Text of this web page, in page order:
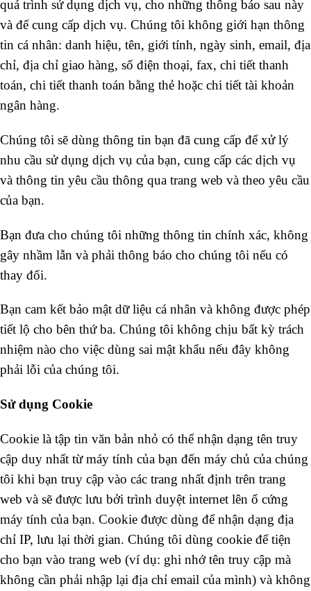
quá trình sử dụng dịch vụ, cho những thông báo sau này
và để cung cấp dịch vụ. Chúng tôi không giới hạn thông
tin cá nhân: danh hiệu, tên, giới tính, ngày sinh, email, địa
chỉ, địa chỉ giao hàng, số điện thoại, fax, chi tiết thanh
toán, chi tiết thanh toán bằng thẻ hoặc chi tiết tài khoản
ngân hàng.
Chúng tôi sẽ dùng thông tin bạn đã cung cấp để xử lý
nhu cầu sử dụng dịch vụ của bạn, cung cấp các dịch vụ
và thông tin yêu cầu thông qua trang web và theo yêu cầu
của bạn.
Bạn đưa cho chúng tôi những thông tin chính xác, không
gây nhầm lẫn và phải thông báo cho chúng tôi nếu có
thay đổi.
Bạn cam kết bảo mật dữ liệu cá nhân và không được phép
tiết lộ cho bên thứ ba. Chúng tôi không chịu bất kỳ trách
nhiệm nào cho việc dùng sai mật khẩu nếu đây không
phải lỗi của chúng tôi.
Sử dụng Cookie
Cookie là tập tin văn bản nhỏ có thể nhận dạng tên truy
cập duy nhất từ máy tính của bạn đến máy chủ của chúng
tôi khi bạn truy cập vào các trang nhất định trên trang
web và sẽ được lưu bởi trình duyệt internet lên ổ cứng
máy tính của bạn. Cookie được dùng để nhận dạng địa
chỉ IP, lưu lại thời gian. Chúng tôi dùng cookie để tiện
cho bạn vào trang web (ví dụ: ghi nhớ tên truy cập mà
không cần phải nhập lại địa chỉ email của mình) và không